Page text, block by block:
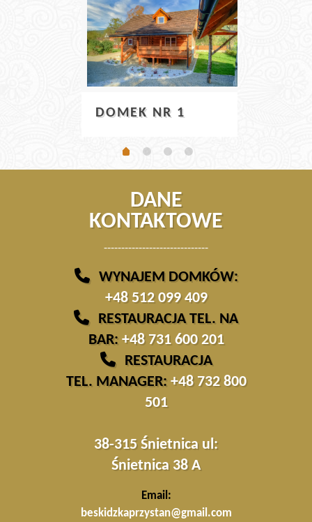
DOMEK NR 1
DANE
KONTAKTOWE
------------------------------
WYNAJEM DOMKÓW:
+48 512 099 409
RESTAURACJA TEL. NA
BAR: +48 731 600 201
RESTAURACJA
TEL. MANAGER: +48 732 800
501
38-315 Śnietnica ul:
Śnietnica 38 A
Email:
beskidzkaprzystan@gmail.com